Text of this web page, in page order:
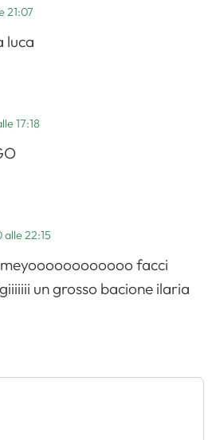
21:07
luca
17:18
22:15
facci
un grosso bacione ilaria